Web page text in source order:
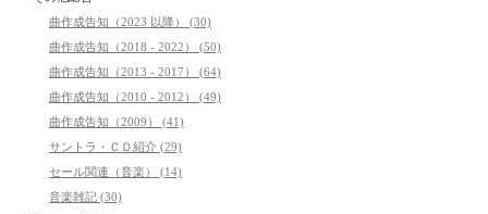
曲作成告知（2023 以降） (30)
曲作成告知（2018 - 2022） (50)
曲作成告知（2013 - 2017） (64)
曲作成告知（2010 - 2012） (49)
曲作成告知（2009） (41)
サントラ・ＣＤ紹介 (29)
セール関連（音楽） (14)
音楽雑記 (30)